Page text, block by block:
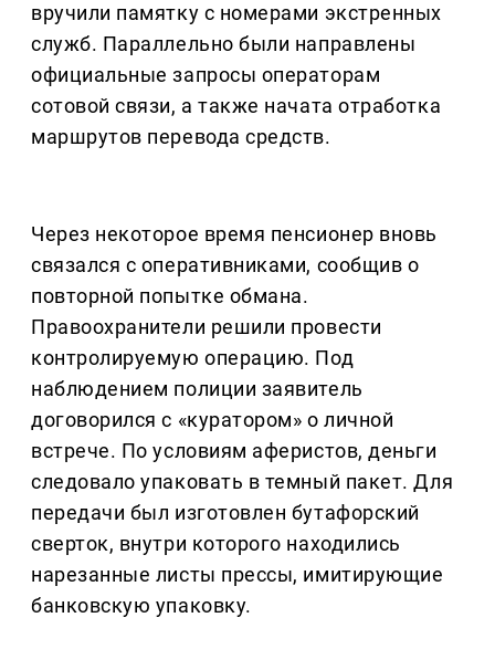
вручили памятку с номерами экстренных
служб. Параллельно были направлены
официальные запросы операторам
сотовой связи, а также начата отработка
маршрутов перевода средств.
Через некоторое время пенсионер вновь
связался с оперативниками, сообщив о
повторной попытке обмана.
Правоохранители решили провести
контролируемую операцию. Под
наблюдением полиции заявитель
договорился с «куратором» о личной
встрече. По условиям аферистов, деньги
следовало упаковать в темный пакет. Для
передачи был изготовлен бутафорский
сверток, внутри которого находились
нарезанные листы прессы, имитирующие
банковскую упаковку.